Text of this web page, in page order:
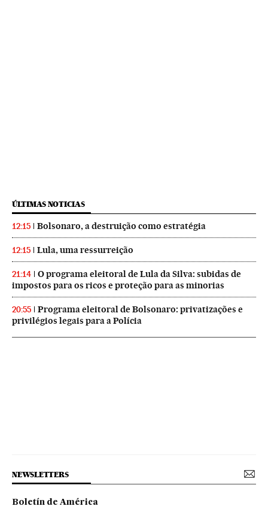
ÚLTIMAS NOTICIAS
12:15 Bolsonaro, a destruição como estratégia
12:15 Lula, uma ressurreição
21:14
O programa eleitoral de Lula da Silva: subidas de
impostos para os ricos e proteção para as minorias
20:55
Programa eleitoral de Bolsonaro: privatizações e
privilégios legais para a Polícia
NEWSLETTERS
Boletín de América